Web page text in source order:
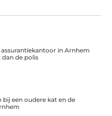
in Arnhem
de polis
een oudere kat en de